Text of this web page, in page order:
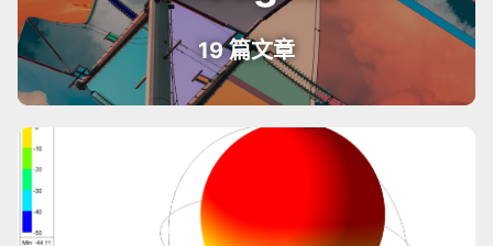
19 篇文章